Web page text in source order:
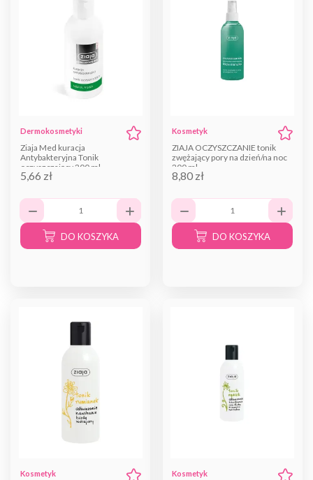
Dermokosmetyki
Ziaja Med kuracja
Antybakteryjna Tonik
oczyszczający 200 ml
5,66 zł
DO KOSZYKA
Kosmetyk
ZIAJA OCZYSZCZANIE tonik
zwężający pory na dzień/na noc
200 ml
8,80 zł
DO KOSZYKA
Kosmetyk Kosmetyk